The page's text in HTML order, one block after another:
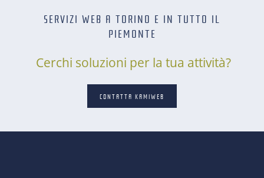
SERVIZI WEB A TORINO E IN TUTTO IL
PIEMONTE
Cerchi soluzioni per la tua attività?
CONTATTA KAMIWEB